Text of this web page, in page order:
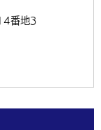
番地3